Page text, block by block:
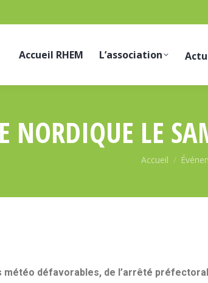
Accueil RHEM L’association
NORDIQUE LE
Vous êtes ici :
Accueil
météo défavorables, de l’arrêté